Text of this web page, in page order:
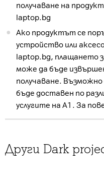
получаване на
laptop.bg
Ако продуктът се
устройство или
laptop.bg, плащането
може да бъде
получаване.
бъде доставен по
услугите на А1. За
Други Dark